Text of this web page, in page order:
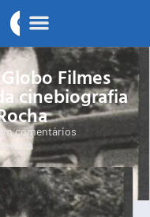
Filmes
cinebiografia
comentários